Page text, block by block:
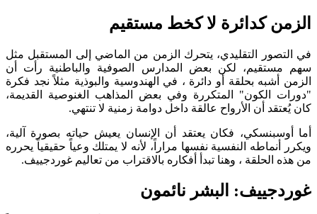
كدائرة لا كخط مستقيم
التقليدي، يتحرك الزمن من الماضي إلى المستقبل مثل
لكن بعض المدارس الصوفية والباطنية رأت أن
بحلقة أو دائرة ، في الهندوسية والبوذية مثلاً نجد فكرة
الكون" المتكررة وفي بعض المذاهب الغنوصية القديمة،
أن الأرواح عالقة داخل دوامة زمنية لا تنتهي.
فكان يعتقد أن الإنسان يعيش حياته بصورة آلية،
النفسية نفسها مراراً، لأنه لا يمتلك وعياً حقيقياً يحرره
، وهنا تبدأ أفكاره بالاقتراب من تعاليم غوردجييف.
البشر نائمون